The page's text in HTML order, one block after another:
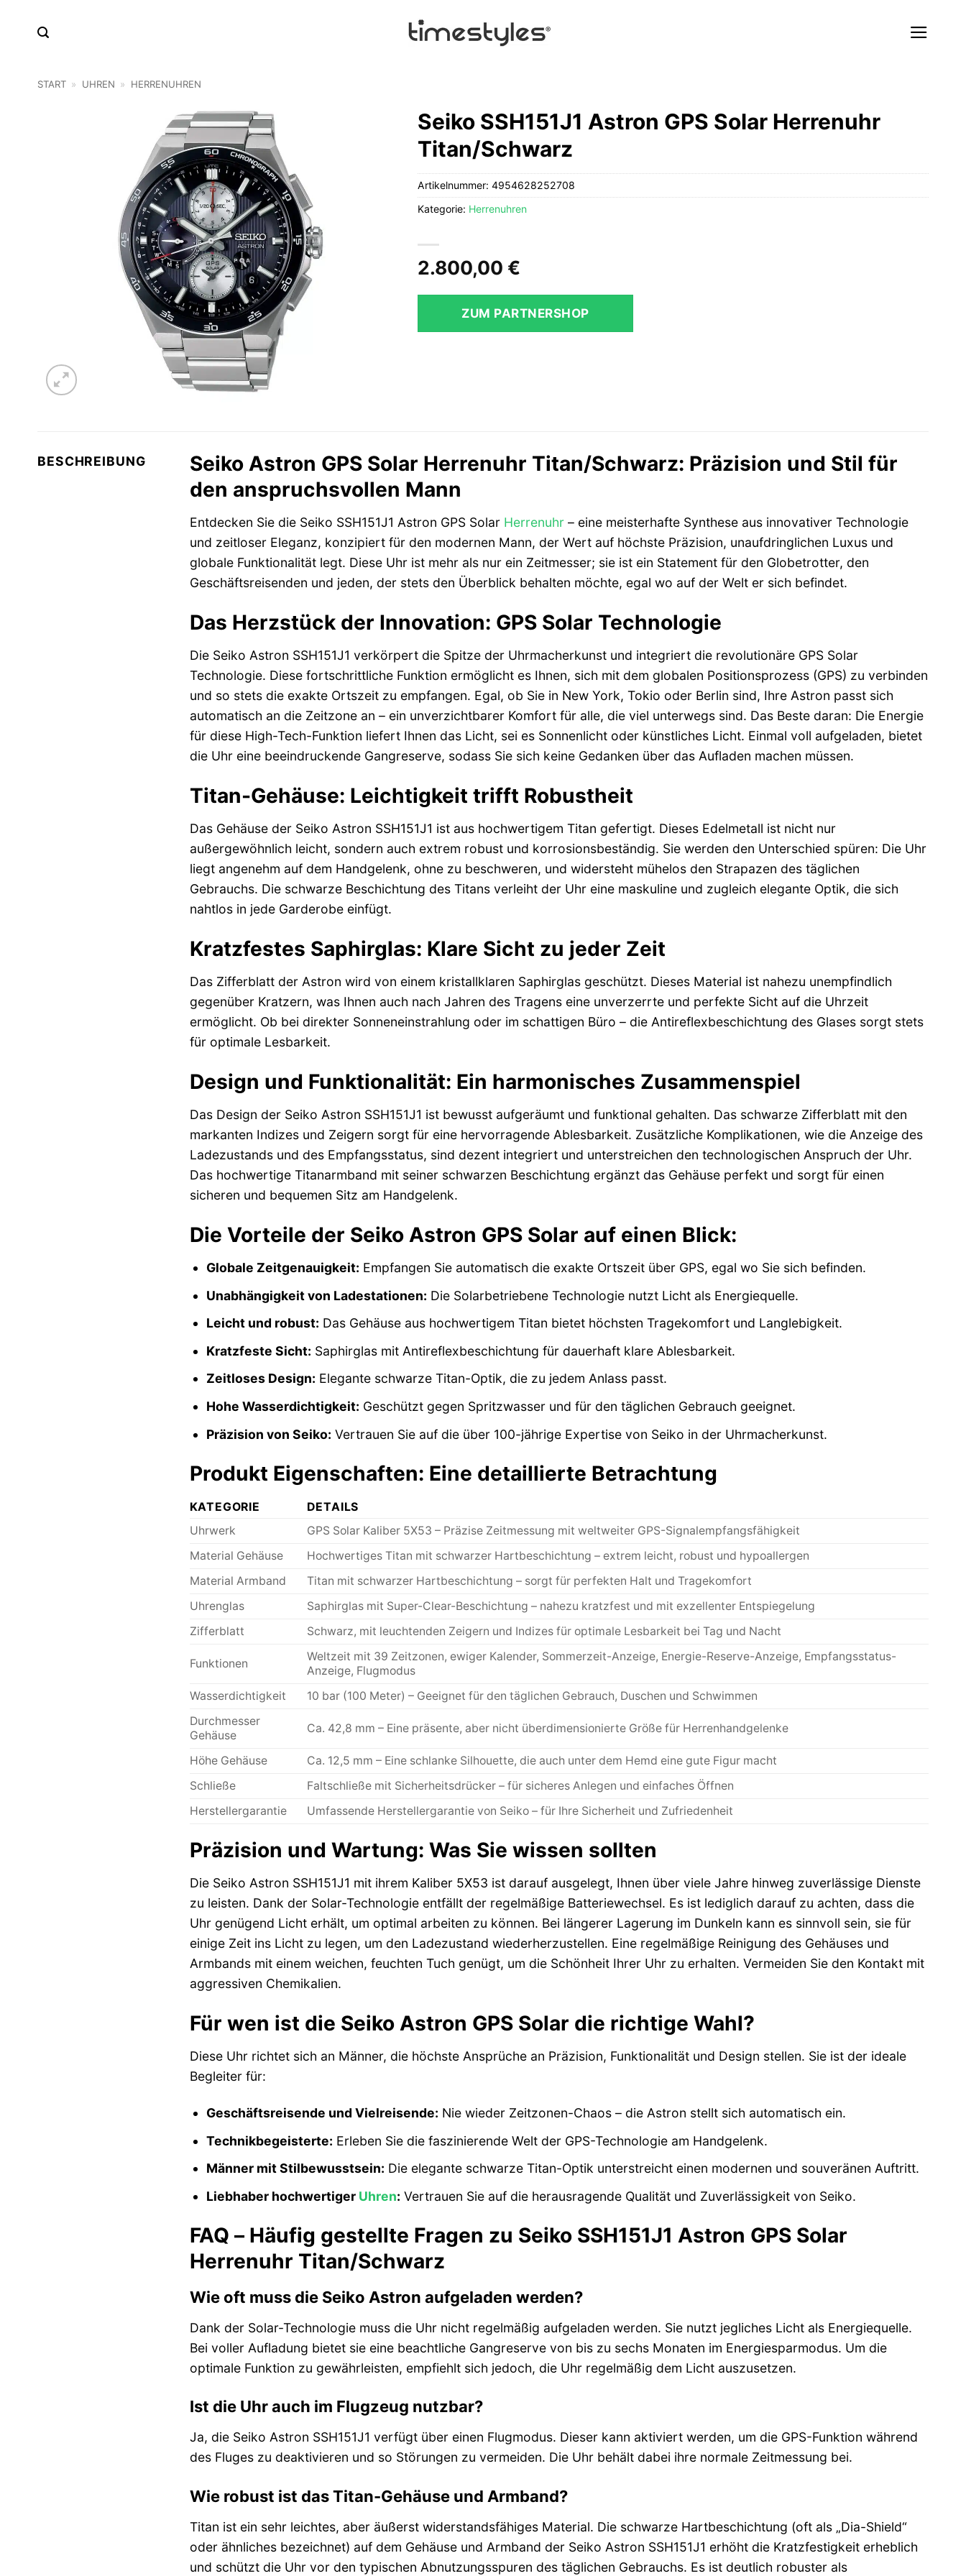
START » UHREN » HERRENUHREN
Seiko SSH151J1 Astron GPS Solar Herrenuhr
Titan/Schwarz
2.800,00 €
ZUM PARTNERSHOP
Artikelnummer:4954628252708
Kategorie: Herrenuhren
BESCHREIBUNG
Seiko Astron GPS Solar Herrenuhr Titan/Schwarz: Präzision und Stil für
den anspruchsvollen Mann
Entdecken Sie die Seiko SSH151J1 Astron GPS Solar Herrenuhr– eine meisterhafte Synthese aus innovativer Technologie
und zeitloser Eleganz, konzipiert für den modernen Mann, der Wert auf höchste Präzision, unaufdringlichen Luxus und
globale Funktionalität legt. Diese Uhr ist mehr als nur ein Zeitmesser; sie ist ein Statement für den Globetrotter, den
Geschäftsreisenden und jeden, der stets den Überblick behalten möchte, egal wo auf der Welt er sich befindet.
Das Herzstück der Innovation: GPS Solar Technologie
Die Seiko Astron SSH151J1 verkörpert die Spitze der Uhrmacherkunst und integriert die revolutionäre GPS Solar
Technologie. Diese fortschrittliche Funktion ermöglicht es Ihnen, sich mit dem globalen Positionsprozess (GPS) zu verbinden
und so stets die exakte Ortszeit zu empfangen. Egal, ob Sie in New York, Tokio oder Berlin sind, Ihre Astron passt sich
automatisch an die Zeitzone an – ein unverzichtbarer Komfort für alle, die viel unterwegs sind. Das Beste daran: Die Energie
für diese High-Tech-Funktion liefert Ihnen das Licht, sei es Sonnenlicht oder künstliches Licht. Einmal voll aufgeladen, bietet
die Uhr eine beeindruckende Gangreserve, sodass Sie sich keine Gedanken über das Aufladen machen müssen.
Titan-Gehäuse: Leichtigkeit trifft Robustheit
Das Gehäuse der Seiko Astron SSH151J1 ist aus hochwertigem Titan gefertigt. Dieses Edelmetall ist nicht nur
außergewöhnlich leicht, sondern auch extrem robust und korrosionsbeständig. Sie werden den Unterschied spüren: Die Uhr
liegt angenehm auf dem Handgelenk, ohne zu beschweren, und widersteht mühelos den Strapazen des täglichen
Gebrauchs. Die schwarze Beschichtung des Titans verleiht der Uhr eine maskuline und zugleich elegante Optik, die sich
nahtlos in jede Garderobe einfügt.
Kratzfestes Saphirglas: Klare Sicht zu jeder Zeit
Das Zifferblatt der Astron wird von einem kristallklaren Saphirglas geschützt. Dieses Material ist nahezu unempfindlich
gegenüber Kratzern, was Ihnen auch nach Jahren des Tragens eine unverzerrte und perfekte Sicht auf die Uhrzeit
ermöglicht. Ob bei direkter Sonneneinstrahlung oder im schattigen Büro – die Antireflexbeschichtung des Glases sorgt stets
für optimale Lesbarkeit.
Design und Funktionalität: Ein harmonisches Zusammenspiel
Das Design der Seiko Astron SSH151J1 ist bewusst aufgeräumt und funktional gehalten. Das schwarze Zifferblatt mit den
markanten Indizes und Zeigern sorgt für eine hervorragende Ablesbarkeit. Zusätzliche Komplikationen, wie die Anzeige des
Ladezustands und des Empfangsstatus, sind dezent integriert und unterstreichen den technologischen Anspruch der Uhr.
Das hochwertige Titanarmband mit seiner schwarzen Beschichtung ergänzt das Gehäuse perfekt und sorgt für einen
sicheren und bequemen Sitz am Handgelenk.
Die Vorteile der Seiko Astron GPS Solar auf einen Blick:
Globale Zeitgenauigkeit: Empfangen Sie automatisch die exakte Ortszeit über GPS, egal wo Sie sich befinden.
Unabhängigkeit von Ladestationen: Die Solarbetriebene Technologie nutzt Licht als Energiequelle.
Leicht und robust: Das Gehäuse aus hochwertigem Titan bietet höchsten Tragekomfort und Langlebigkeit.
Kratzfeste Sicht: Saphirglas mit Antireflexbeschichtung für dauerhaft klare Ablesbarkeit.
Zeitloses Design: Elegante schwarze Titan-Optik, die zu jedem Anlass passt.
Hohe Wasserdichtigkeit: Geschützt gegen Spritzwasser und für den täglichen Gebrauch geeignet.
Präzision von Seiko: Vertrauen Sie auf die über 100-jährige Expertise von Seiko in der Uhrmacherkunst.
Produkt Eigenschaften: Eine detaillierte Betrachtung
KATEGORIE
DETAILS
Uhrwerk
GPS Solar Kaliber 5X53 – Präzise Zeitmessung mit weltweiter GPS-Signalempfangsfähigkeit
Material Gehäuse
Hochwertiges Titan mit schwarzer Hartbeschichtung – extrem leicht, robust und hypoallergen
Material Armband
Titan mit schwarzer Hartbeschichtung – sorgt für perfekten Halt und Tragekomfort
Uhrenglas
Saphirglas mit Super-Clear-Beschichtung – nahezu kratzfest und mit exzellenter Entspiegelung
Zifferblatt
Schwarz, mit leuchtenden Zeigern und Indizes für optimale Lesbarkeit bei Tag und Nacht
Funktionen
Weltzeit mit 39 Zeitzonen, ewiger Kalender, Sommerzeit-Anzeige, Energie-Reserve-Anzeige, Empfangsstatus-
Anzeige, Flugmodus
Wasserdichtigkeit
10 bar (100 Meter) – Geeignet für den täglichen Gebrauch, Duschen und Schwimmen
Durchmesser
Gehäuse
Ca. 42,8 mm – Eine präsente, aber nicht überdimensionierte Größe für Herrenhandgelenke
Höhe Gehäuse
Ca. 12,5 mm – Eine schlanke Silhouette, die auch unter dem Hemd eine gute Figur macht
Schließe
Faltschließe mit Sicherheitsdrücker – für sicheres Anlegen und einfaches Öffnen
Herstellergarantie
Umfassende Herstellergarantie von Seiko – für Ihre Sicherheit und Zufriedenheit
Präzision und Wartung: Was Sie wissen sollten
Die Seiko Astron SSH151J1 mit ihrem Kaliber 5X53 ist darauf ausgelegt, Ihnen über viele Jahre hinweg zuverlässige Dienste
zu leisten. Dank der Solar-Technologie entfällt der regelmäßige Batteriewechsel. Es ist lediglich darauf zu achten, dass die
Uhr genügend Licht erhält, um optimal arbeiten zu können. Bei längerer Lagerung im Dunkeln kann es sinnvoll sein, sie für
einige Zeit ins Licht zu legen, um den Ladezustand wiederherzustellen. Eine regelmäßige Reinigung des Gehäuses und
Armbands mit einem weichen, feuchten Tuch genügt, um die Schönheit Ihrer Uhr zu erhalten. Vermeiden Sie den Kontakt mit
aggressiven Chemikalien.
Für wen ist die Seiko Astron GPS Solar die richtige Wahl?
Diese Uhr richtet sich an Männer, die höchste Ansprüche an Präzision, Funktionalität und Design stellen. Sie ist der ideale
Begleiter für:
Geschäftsreisende und Vielreisende: Nie wieder Zeitzonen-Chaos – die Astron stellt sich automatisch ein.
Technikbegeisterte: Erleben Sie die faszinierende Welt der GPS-Technologie am Handgelenk.
Männer mit Stilbewusstsein: Die elegante schwarze Titan-Optik unterstreicht einen modernen und souveränen Auftritt.
Liebhaber hochwertiger Uhren: Vertrauen Sie auf die herausragende Qualität und Zuverlässigkeit von Seiko.
FAQ – Häufig gestellte Fragen zu Seiko SSH151J1 Astron GPS Solar
Herrenuhr Titan/Schwarz
Wie oft muss die Seiko Astron aufgeladen werden?
Dank der Solar-Technologie muss die Uhr nicht regelmäßig aufgeladen werden. Sie nutzt jegliches Licht als Energiequelle.
Bei voller Aufladung bietet sie eine beachtliche Gangreserve von bis zu sechs Monaten im Energiesparmodus. Um die
optimale Funktion zu gewährleisten, empfiehlt sich jedoch, die Uhr regelmäßig dem Licht auszusetzen.
Ist die Uhr auch im Flugzeug nutzbar?
Ja, die Seiko Astron SSH151J1 verfügt über einen Flugmodus. Dieser kann aktiviert werden, um die GPS-Funktion während
des Fluges zu deaktivieren und so Störungen zu vermeiden. Die Uhr behält dabei ihre normale Zeitmessung bei.
Wie robust ist das Titan-Gehäuse und Armband?
Titan ist ein sehr leichtes, aber äußerst widerstandsfähiges Material. Die schwarze Hartbeschichtung (oft als „Dia-Shield“
oder ähnliches bezeichnet) auf dem Gehäuse und Armband der Seiko Astron SSH151J1 erhöht die Kratzfestigkeit erheblich
und schützt die Uhr vor den typischen Abnutzungsspuren des täglichen Gebrauchs. Es ist deutlich robuster als